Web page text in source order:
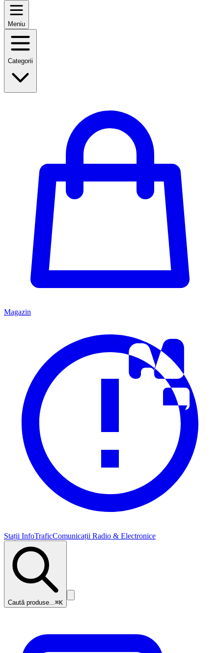
Meniu
Categorii
Magazin
Stații InfoTraficComunicații Radio & Electronice
Caută produse...⌘K